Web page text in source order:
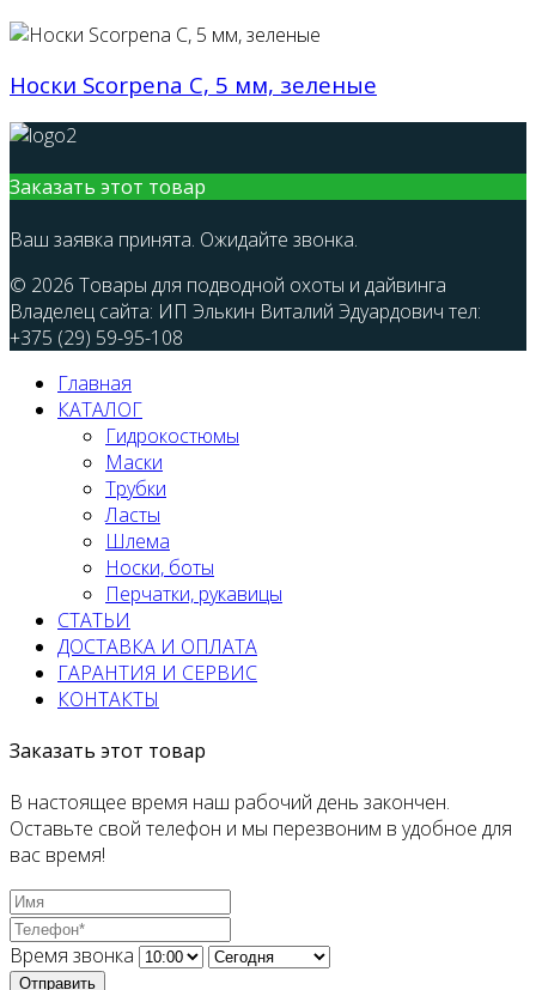
Носки Scorpena С, 5 мм, зеленые
Заказать этот товар
Ваш заявка принята. Ожидайте звонка.
© 2026 Товары для подводной охоты и дайвинга
Владелец сайта: ИП Элькин Виталий Эдуардович тел:
+375 (29) 59-95-108
Главная
КАТАЛОГ
Гидрокостюмы
Маски
Трубки
Ласты
Шлема
Носки, боты
Перчатки, рукавицы
СТАТЬИ
ДОСТАВКА И ОПЛАТА
ГАРАНТИЯ И СЕРВИС
КОНТАКТЫ
Заказать этот товар
В настоящее время наш рабочий день закончен.
Оставьте свой телефон и мы перезвоним в удобное для
вас время!
Время звонка
Отправить